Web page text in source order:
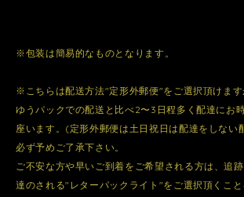
※包装は簡易的なものとなります。
※こちらは配送方法"定形外郵便"をご選択頂けま
ゆうパックでの配送と比べ2〜3日程多く配達にお
座います。(定形外郵便は土日祝日は配達をしない
必ず予めご了承下さい。
ご不安な方や早いご到着をご希望される方は、追
達のされる"レターパックライト"をご選択頂くこと